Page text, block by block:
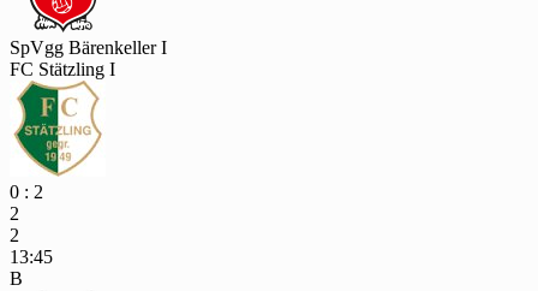
SpVgg Bärenkeller I
FC Stätzling I
0 : 2
2
2
13:45
B